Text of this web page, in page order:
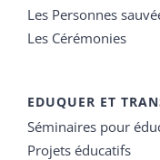
Les Personnes
Les Cérémonies
EDUQUER ET
Séminaires pour
Projets éducatifs